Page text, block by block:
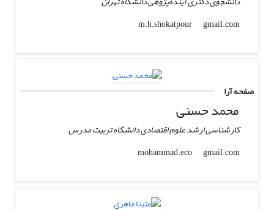
m.h.shokatpour
gmail.com
صفحه آرا
محمد حسنی
کارشناسی ارشد علوم اقتصادی دانشگاه تربیت مدرس
mohammad.eco
gmail.com